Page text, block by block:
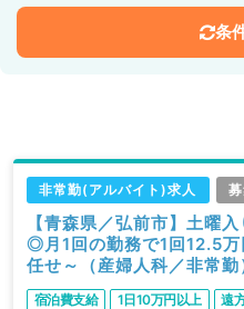
条
非常勤(アルバイト)求人
【青森県／弘前市】土曜
◎月1回の勤務で1回12.5
任せ～（産婦人科／非常勤
宿泊費支給 1日10万円以上 遠